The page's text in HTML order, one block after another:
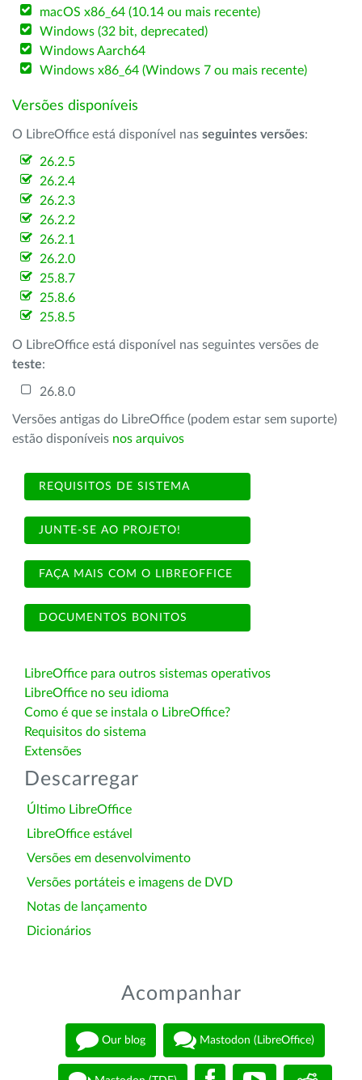
macOS x86_64 (10.14 ou mais recente)
Windows (32 bit, deprecated)
Windows Aarch64
Windows x86_64 (Windows 7 ou mais recente)
Versões disponíveis
O LibreOffice está disponível nas seguintes versões:
26.2.5
26.2.4
26.2.3
26.2.2
26.2.1
26.2.0
25.8.7
25.8.6
25.8.5
O LibreOffice está disponível nas seguintes versões de
teste:
26.8.0
Versões antigas do LibreOffice (podem estar sem suporte)
estão disponíveis nos arquivos
REQUISITOS DE SISTEMA
JUNTE-SE AO PROJETO!
FAÇA MAIS COM O LIBREOFFICE
DOCUMENTOS BONITOS
LibreOffice para outros sistemas operativos
LibreOffice no seu idioma
Como é que se instala o LibreOffice?
Requisitos do sistema
Extensões
Descarregar
Último LibreOffice
LibreOffice estável
Versões em desenvolvimento
Versões portáteis e imagens de DVD
Notas de lançamento
Dicionários
Acompanhar
Our blog Mastodon (LibreOffice)